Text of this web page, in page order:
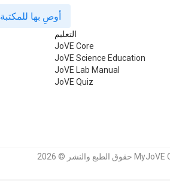
أوصِ بها للمكتبة
التعليم
JoVE Core
JoVE Science Education
JoVE Lab Manual
JoVE Quiz